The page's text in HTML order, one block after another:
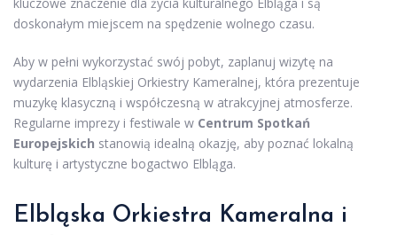
doskonałym miejscem na spędzenie wolnego czasu.
Aby w pełni wykorzystać swój pobyt, zaplanuj wizytę na
wydarzenia Elbląskiej Orkiestry Kameralnej, która prezentuje
muzykę klasyczną i współczesną w atrakcyjnej atmosferze.
Regularne imprezy i festiwale w Centrum Spotkań
Europejskich stanowią idealną okazję, aby poznać lokalną
kulturę i artystyczne bogactwo Elbląga.
Elbląska Orkiestra Kameralna i